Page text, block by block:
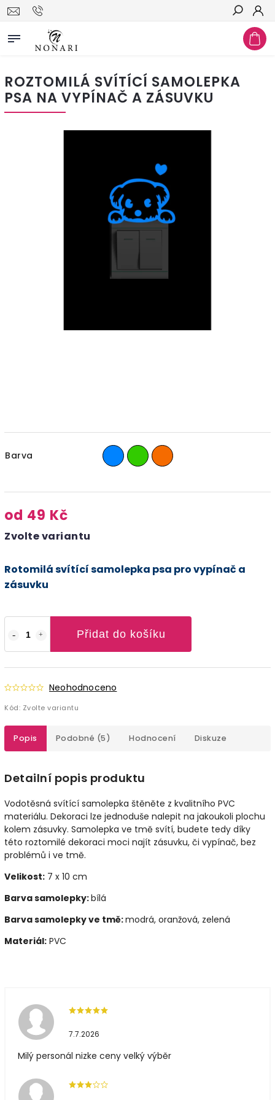
Hledat
ROZTOMILÁ SVÍTÍCÍ SAMOLEPKA
PSA NA VYPÍNAČ A ZÁSUVKU
Barva
od 49 Kč
Zvolte variantu
Přidat do košíku
Neohodnoceno
Kód: Zvolte variantu
Rotomilá svítící samolepka psa pro vypínač a
zásuvku
Popis Podobné (5) Hodnocení Diskuze
Detailní popis produktu
Vodotěsná svítící samolepka štěněte z kvalitního PVC
materiálu. Dekoraci lze jednoduše nalepit na jakoukoli plochu
kolem zásuvky. Samolepka ve tmě svítí, budete tedy díky
této roztomilé dekoraci moci najít zásuvku, či vypínač, bez
problémů i ve tmě.
Velikost: 7 x 10 cm
Barva samolepky:bílá
Barva samolepky ve tmě:modrá, oranžová, zelená
Materiál: PVC
7.7.2026
Milý personál nizke ceny velký výběr